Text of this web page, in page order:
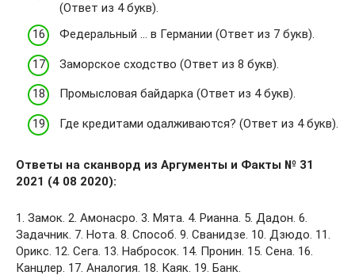
(Ответ из 4 букв).
Федеральный … в Германии (Ответ из 7 букв).
Заморское сходство (Ответ из 8 букв).
Промысловая байдарка (Ответ из 4 букв).
Где кредитами одалживаются? (Ответ из 4 букв).
Ответы на сканворд из Аргументы и Факты № 31
2021 (4 08 2020):
1. Замок. 2. Амонасро. 3. Мята. 4. Рианна. 5. Дадон. 6.
Задачник. 7. Нота. 8. Способ. 9. Сванидзе. 10. Дзюдо. 11.
Орикс. 12. Сега. 13. Набросок. 14. Пронин. 15. Сена. 16.
Канцлер. 17. Аналогия. 18. Каяк. 19. Банк.